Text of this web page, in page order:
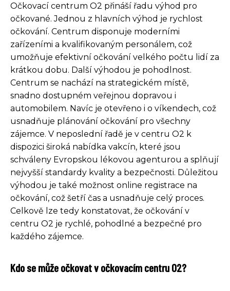
Očkovací centrum O2 přináší řadu výhod pro
očkované. Jednou z hlavních výhod je rychlost
očkování. Centrum disponuje moderními
zařízeními a kvalifikovaným personálem, což
umožňuje efektivní očkování velkého počtu lidí za
krátkou dobu. Další výhodou je pohodlnost.
Centrum se nachází na strategickém místě,
snadno dostupném veřejnou dopravou i
automobilem. Navíc je otevřeno i o víkendech, což
usnadňuje plánování očkování pro všechny
zájemce. V neposlední řadě je v centru O2 k
dispozici široká nabídka vakcín, které jsou
schváleny Evropskou lékovou agenturou a splňují
nejvyšší standardy kvality a bezpečnosti. Důležitou
výhodou je také možnost online registrace na
očkování, což šetří čas a usnadňuje celý proces.
Celkově lze tedy konstatovat, že očkování v
centru O2 je rychlé, pohodlné a bezpečné pro
každého zájemce.
Kdo se může očkovat v očkovacím centru O2?